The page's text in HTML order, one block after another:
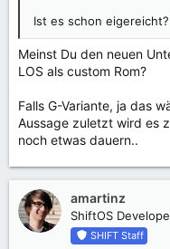
Ist es schon eigereicht?
Meinst Du den neuen
LOS als custom Rom?
Falls G-Variante, ja das
Aussage zuletzt wird es
noch etwas dauern..
amartinz
ShiftOS
SHIFT Staff